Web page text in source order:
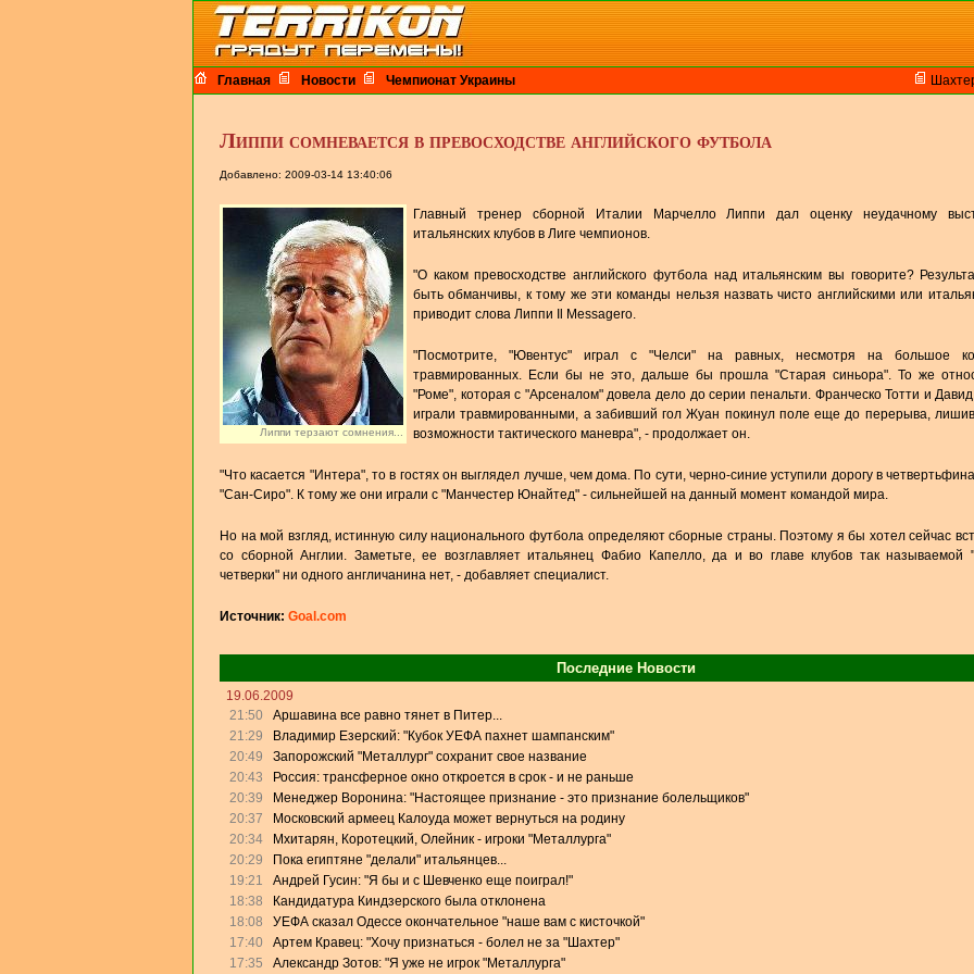
Главная Новости Чемпионат Украины
Липпи сомневается в превосходстве английского футбола
Добавлено: 2009-03-14 13:40:06
Липпи терзают сомнения...
Главный тренер сборной Италии Марчелло Липпи дал оценку неудачному
итальянских клубов в Лиге чемпионов.
"О каком превосходстве английского футбола над итальянским вы говорите?
быть обманчивы, к тому же эти команды нельзя назвать чисто английскими или
приводит слова Липпи Il Messagero.
"Посмотрите, "Ювентус" играл с "Челси" на равных, несмотря на большое
травмированных. Если бы не это, дальше бы прошла "Старая синьора". То же
"Роме", которая с "Арсеналом" довела дело до серии пенальти. Франческо Тотти и
играли травмированными, а забивший гол Жуан покинул поле еще до перерыва,
возможности тактического маневра", - продолжает он.
"Что касается "Интера", то в гостях он выглядел лучше, чем дома. По сути, черно-синие уступили дорогу в
"Сан-Сиро". К тому же они играли с "Манчестер Юнайтед" - сильнейшей на данный момент командой мира.
Но на мой взгляд, истинную силу национального футбола определяют сборные страны. Поэтому я бы хотел сейчас
со сборной Англии. Заметьте, ее возглавляет итальянец Фабио Капелло, да и во главе клубов так называемой
четверки" ни одного англичанина нет, - добавляет специалист.
Источник: Goal.com
Последние Новости
19.06.2009
21:50
Аршавина все равно тянет в Питер...
21:29
Владимир Езерский: "Кубок УЕФА пахнет шампанским"
20:49
Запорожский "Металлург" сохранит свое название
20:43
Россия: трансферное окно откроется в срок - и не раньше
20:39
Менеджер Воронина: "Настоящее признание - это признание болельщиков"
20:37
Московский армеец Калоуда может вернуться на родину
20:34
Мхитарян, Коротецкий, Олейник - игроки "Металлурга"
20:29
Пока египтяне "делали" итальянцев...
19:21
Андрей Гусин: "Я бы и с Шевченко еще поиграл!"
18:38
Кандидатура Киндзерского была отклонена
18:08
УЕФА сказал Одессе окончательное "наше вам с кисточкой"
17:40
Артем Кравец: "Хочу признаться - болел не за "Шахтер"
17:35
Александр Зотов: "Я уже не игрок "Металлурга"